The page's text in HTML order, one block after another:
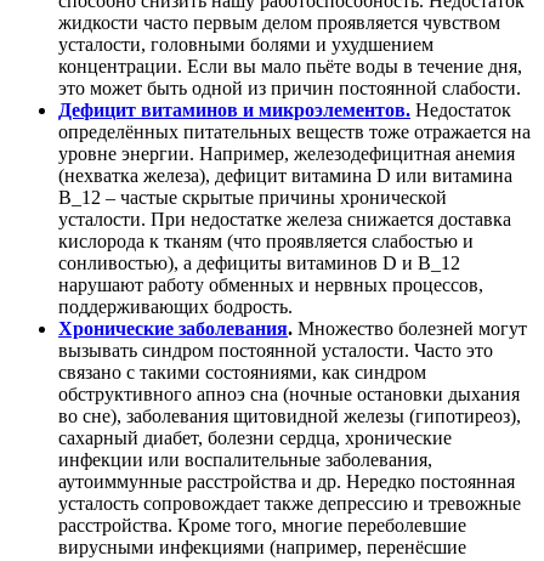
жидкости часто первым делом проявляется чувством
усталости, головными болями и ухудшением
концентрации. Если вы мало пьёте воды в течение дня,
это может быть одной из причин постоянной слабости.
Дефицит витаминов и микроэлементов. Недостаток
определённых питательных веществ тоже отражается на
уровне энергии. Например, железодефицитная анемия
(нехватка железа), дефицит витамина D или витамина
B_12 – частые скрытые причины хронической
усталости. При недостатке железа снижается доставка
кислорода к тканям (что проявляется слабостью и
сонливостью), а дефициты витаминов D и B_12
нарушают работу обменных и нервных процессов,
поддерживающих бодрость.
Хронические заболевания. Множество болезней могут
вызывать синдром постоянной усталости. Часто это
связано с такими состояниями, как синдром
обструктивного апноэ сна (ночные остановки дыхания
во сне), заболевания щитовидной железы (гипотиреоз),
сахарный диабет, болезни сердца, хронические
инфекции или воспалительные заболевания,
аутоиммунные расстройства и др. Нередко постоянная
усталость сопровождает также депрессию и тревожные
расстройства. Кроме того, многие переболевшие
вирусными инфекциями (например, перенёсшие